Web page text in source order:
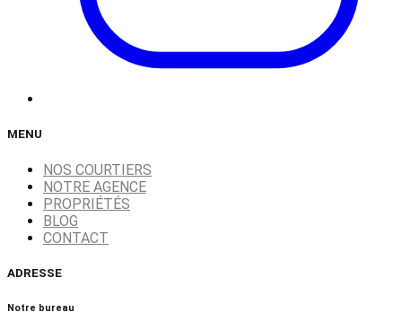
MENU
NOS COURTIERS
NOTRE AGENCE
PROPRIÉTÉS
BLOG
CONTACT
ADRESSE
Notre bureau